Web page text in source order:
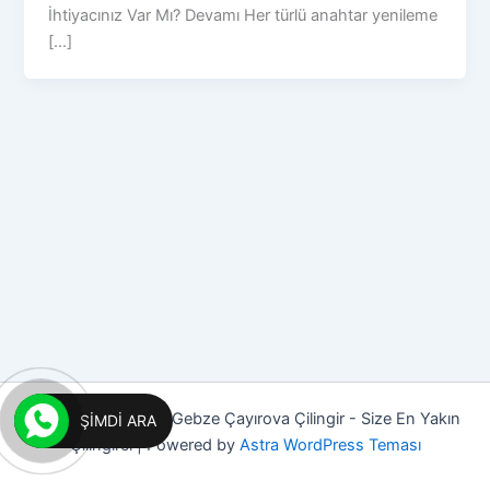
İhtiyacınız Var Mı? Devamı Her türlü anahtar yenileme
[...]
Copyright © 2026 Gebze Çayırova Çilingir - Size En Yakın
Çilingirci | Powered by Astra WordPress Teması
ŞIMDI ARA